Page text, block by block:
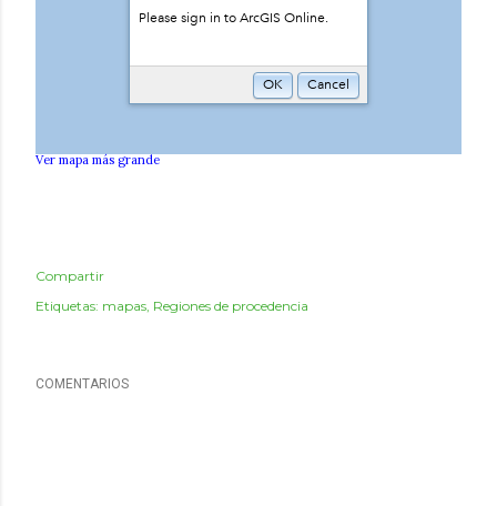
Ver mapa más grande
Compartir
Etiquetas: mapas Regiones de procedencia
COMENTARIOS